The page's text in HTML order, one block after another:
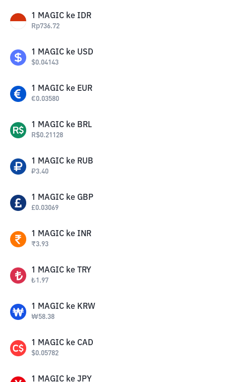
1 MAGIC ke IDR
Rp736.72
1 MAGIC ke USD
$0.04143
1 MAGIC ke EUR
€0.03580
1 MAGIC ke BRL
R$0.21128
1 MAGIC ke RUB
₽3.40
1 MAGIC ke GBP
£0.03069
1 MAGIC ke INR
₹3.93
1 MAGIC ke TRY
₺1.97
1 MAGIC ke KRW
₩58.38
1 MAGIC ke CAD
$0.05782
1 MAGIC ke JPY